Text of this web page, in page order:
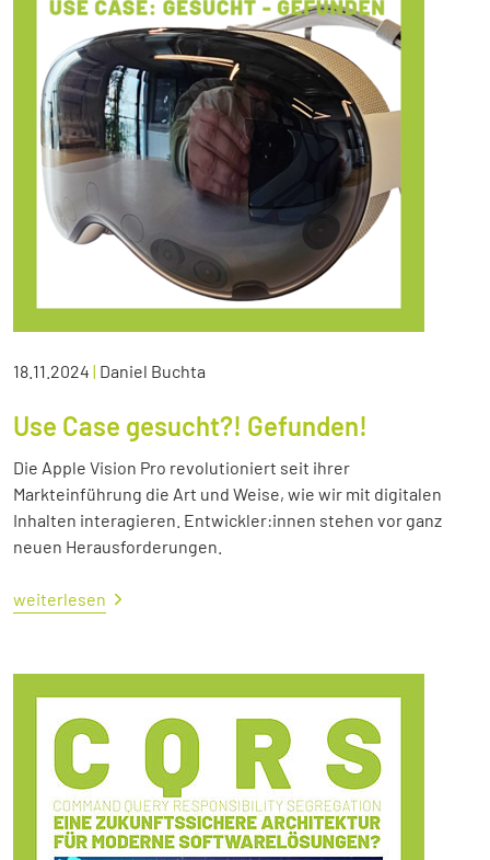
18.11.2024 | Daniel Buchta
Use Case gesucht?! Gefunden!
Die Apple Vision Pro revolutioniert seit ihrer
Markteinführung die Art und Weise, wie wir mit digitalen
Inhalten interagieren. Entwickler:innen stehen vor ganz
neuen Herausforderungen.
weiterlesen